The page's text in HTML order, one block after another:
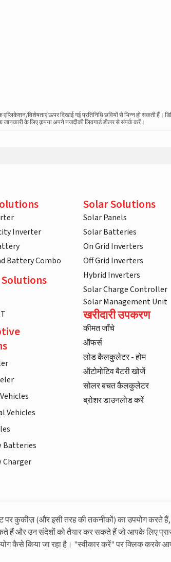
एप्लिकेशन/विशेषताएं ऊपर दिखाई गई प्रतिनिधि छवियों से भिन्न हो सकती
के लिए कृपया अपने नजदीकी लिवगार्ड डीलर से संपर्क करें।
Inverter
Battery Combo
Vehicles
Batteries
Charger
Solar Solutions
Solar Panels
Solar Batteries
On Grid Inverters
Off Grid Inverters
Hybrid Inverters
Solar Charge Controller
Solar Management Unit
खरीदारी उपकरण
कीमत जाँचे
ऑफर्स
लोड कैलकुलेटर - होम
ऑटोमोटिव बैटरी खोजें
सोलर बचत कैलकुलेटर
ब्रोशर डाउनलोड करें
लिवगार्ड के बारे में अधिक जानकारी
पर कुकीज़ (और इसी तरह की तकनीकों) का उपयोग करते
हैं और उन संदेशों को तैयार कर सकते हैं जो आपके लिए
कैसे किया जा रहा है। "स्वीकार करें" पर क्लिक करके